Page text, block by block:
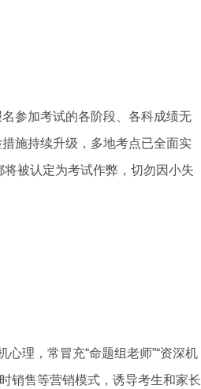
参加考试的各阶段、各科成绩无
施持续升级，多地考点已全面实
被认定为考试作弊，切勿因小失
理，常冒充“命题组老师”“资深机
销售等营销模式，诱导考生和家长